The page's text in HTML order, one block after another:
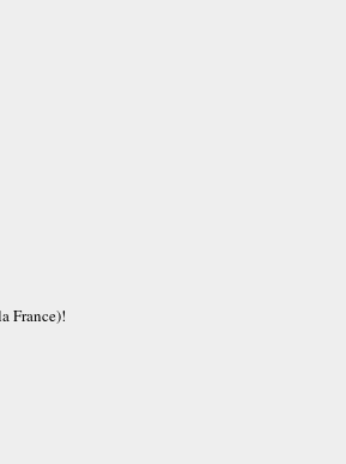
France)!